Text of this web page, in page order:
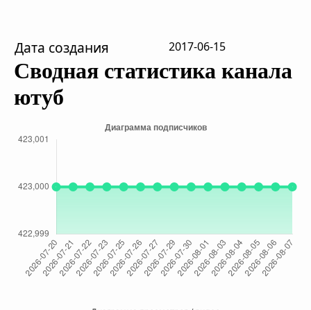
Дата создания 2017-06-15
Сводная статистика канала
ютуб